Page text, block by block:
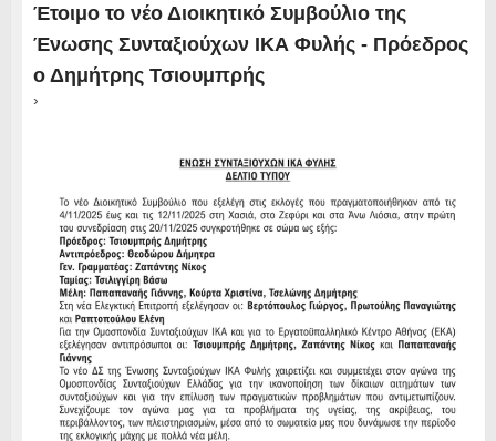
Έτοιμο το νέο Διοικητικό Συμβούλιο της
Ένωσης Συνταξιούχων ΙΚΑ Φυλής - Πρόεδρος
ο Δημήτρης Τσιουμπρής
›